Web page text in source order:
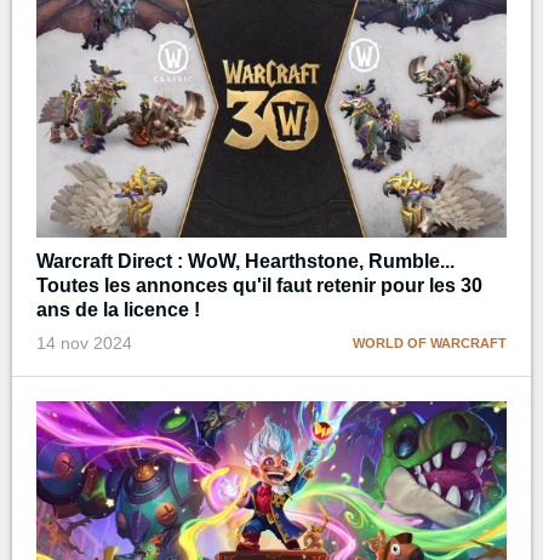
Warcraft Direct : WoW, Hearthstone, Rumble...
Toutes les annonces qu'il faut retenir pour les 30
ans de la licence !
14 nov 2024 WORLD OF WARCRAFT